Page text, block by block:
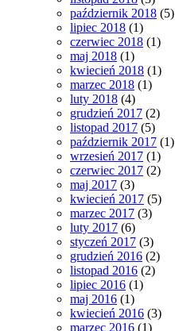
październik 2018 (5)
lipiec 2018 (1)
czerwiec 2018 (1)
maj 2018 (1)
kwiecień 2018 (1)
marzec 2018 (1)
luty 2018 (4)
grudzień 2017 (2)
listopad 2017 (5)
październik 2017 (1)
wrzesień 2017 (1)
czerwiec 2017 (2)
maj 2017 (3)
kwiecień 2017 (5)
marzec 2017 (3)
luty 2017 (6)
styczeń 2017 (3)
grudzień 2016 (2)
listopad 2016 (2)
lipiec 2016 (1)
maj 2016 (1)
kwiecień 2016 (3)
marzec 2016 (1)